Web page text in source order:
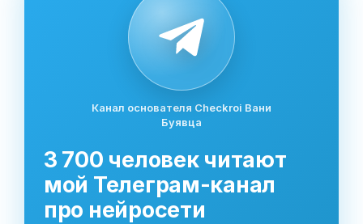
Канал основателя Checkroi Вани
Буявца
3 700 человек читают
мой Телеграм-канал
про нейросети